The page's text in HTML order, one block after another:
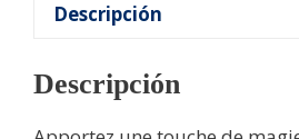
Descripción
Descripción